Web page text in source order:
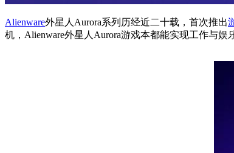
Alienware外星人Aurora系列历经近二十载，首次推出
机，Alienware外星人Aurora游戏本都能实现工作与娱